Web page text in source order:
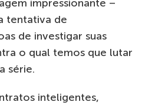
impressionante –
tentativa de
de investigar suas
o qual temos que lutar
série.
inteligentes,